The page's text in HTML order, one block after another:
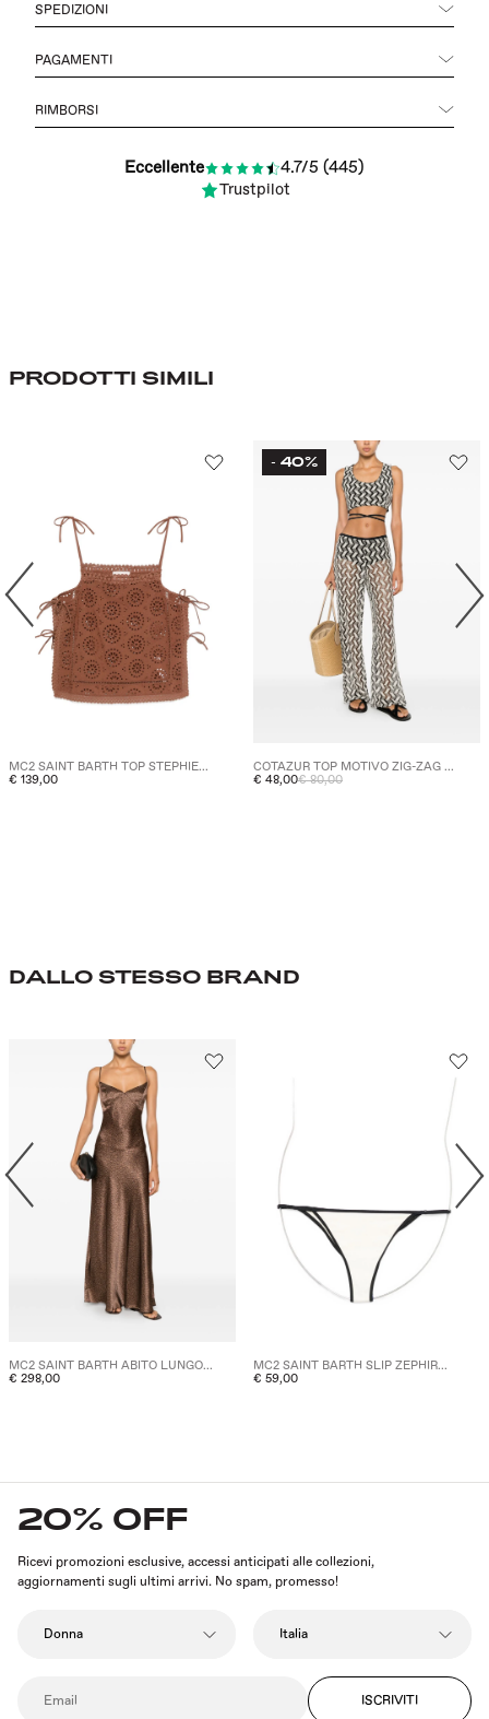
SPEDIZIONI
PAGAMENTI
RIMBORSI
Eccellente 4.7/5 (445)
Trustpilot
PRODOTTI SIMILI
MC2 SAINT BARTH TOP STEPHIE...
€ 139,00
- 40%
COTAZUR TOP MOTIVO ZIG-ZAG ...
€ 48,00€ 80,00
DALLO STESSO BRAND
MC2 SAINT BARTH ABITO LUNGO...
€ 298,00
MC2 SAINT BARTH SLIP ZEPHIR...
€ 59,00
20% OFF
Ricevi promozioni esclusive, accessi anticipati alle collezioni,
aggiornamenti sugli ultimi arrivi. No spam, promesso!
ISCRIVITI